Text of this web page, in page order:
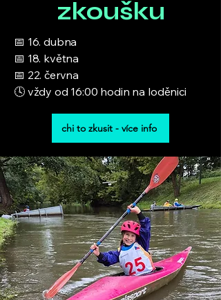
zkoušku
📅 16. dubna
📅 18. května
📅 22. června
🕓 vždy od 16:00 hodin na loděnici
chi to zkusit - více info